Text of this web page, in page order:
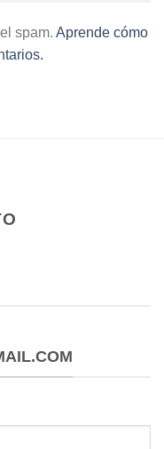
spam. Aprende cómo